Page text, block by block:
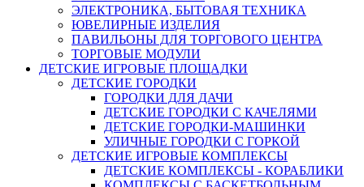
ЭЛЕКТРОНИКА, БЫТОВАЯ ТЕХНИКА
ЮВЕЛИРНЫЕ ИЗДЕЛИЯ
ПАВИЛЬОНЫ ДЛЯ ТОРГОВОГО ЦЕНТРА
ТОРГОВЫЕ МОДУЛИ
ДЕТСКИЕ ИГРОВЫЕ ПЛОЩАДКИ
ДЕТСКИЕ ГОРОДКИ
ГОРОДКИ ДЛЯ ДАЧИ
ДЕТСКИЕ ГОРОДКИ С КАЧЕЛЯМИ
ДЕТСКИЕ ГОРОДКИ-МАШИНКИ
УЛИЧНЫЕ ГОРОДКИ С ГОРКОЙ
ДЕТСКИЕ ИГРОВЫЕ КОМПЛЕКСЫ
ДЕТСКИЕ КОМПЛЕКСЫ - КОРАБЛИКИ